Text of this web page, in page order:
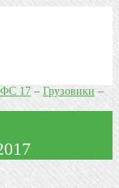
ФС 17– Грузовики –